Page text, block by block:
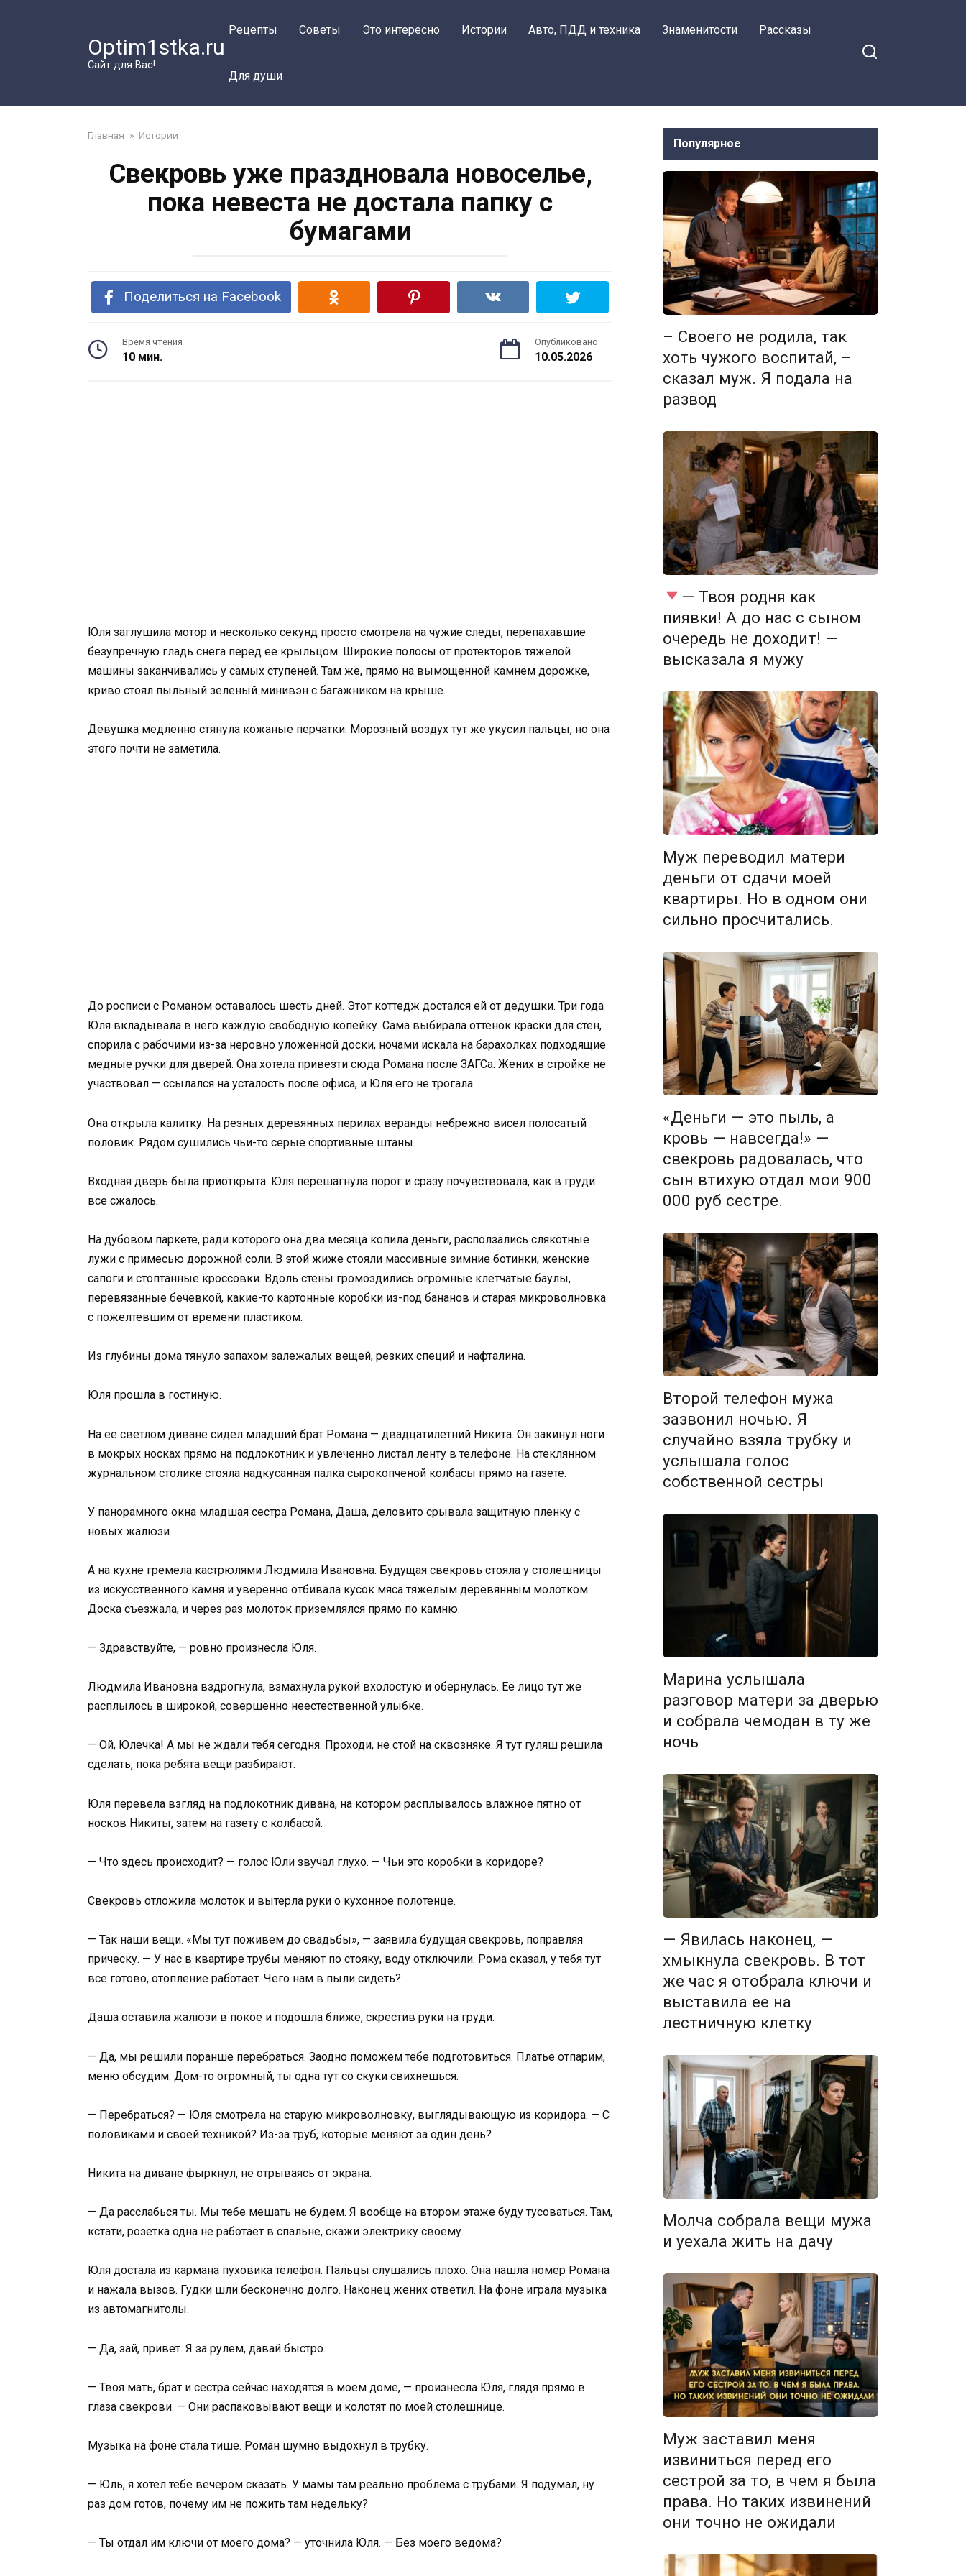
Optim1stka.ru
Сайт для Вас!
Рецепты Советы Это интересно Истории Авто, ПДД и техника Знаменитости Рассказы
Для души
Главная » Истории
Свекровь уже праздновала новоселье,
пока невеста не достала папку с
бумагами
Поделиться на Facebook
Время чтения
10 мин.
Опубликовано
10.05.2026
Юля заглушила мотор и несколько секунд просто смотрела на чужие следы, перепахавшие
безупречную гладь снега перед ее крыльцом. Широкие полосы от протекторов тяжелой
машины заканчивались у самых ступеней. Там же, прямо на вымощенной камнем дорожке,
криво стоял пыльный зеленый минивэн с багажником на крыше.
Девушка медленно стянула кожаные перчатки. Морозный воздух тут же укусил пальцы, но она
этого почти не заметила.
До росписи с Романом оставалось шесть дней. Этот коттедж достался ей от дедушки. Три года
Юля вкладывала в него каждую свободную копейку. Сама выбирала оттенок краски для стен,
спорила с рабочими из-за неровно уложенной доски, ночами искала на барахолках подходящие
медные ручки для дверей. Она хотела привезти сюда Романа после ЗАГСа. Жених в стройке не
участвовал — ссылался на усталость после офиса, и Юля его не трогала.
Она открыла калитку. На резных деревянных перилах веранды небрежно висел полосатый
половик. Рядом сушились чьи-то серые спортивные штаны.
Входная дверь была приоткрыта. Юля перешагнула порог и сразу почувствовала, как в груди
все сжалось.
На дубовом паркете, ради которого она два месяца копила деньги, расползались слякотные
лужи с примесью дорожной соли. В этой жиже стояли массивные зимние ботинки, женские
сапоги и стоптанные кроссовки. Вдоль стены громоздились огромные клетчатые баулы,
перевязанные бечевкой, какие-то картонные коробки из-под бананов и старая микроволновка
с пожелтевшим от времени пластиком.
Из глубины дома тянуло запахом залежалых вещей, резких специй и нафталина.
Юля прошла в гостиную.
На ее светлом диване сидел младший брат Романа — двадцатилетний Никита. Он закинул ноги
в мокрых носках прямо на подлокотник и увлеченно листал ленту в телефоне. На стеклянном
журнальном столике стояла надкусанная палка сырокопченой колбасы прямо на газете.
У панорамного окна младшая сестра Романа, Даша, деловито срывала защитную пленку с
новых жалюзи.
А на кухне гремела кастрюлями Людмила Ивановна. Будущая свекровь стояла у столешницы
из искусственного камня и уверенно отбивала кусок мяса тяжелым деревянным молотком.
Доска съезжала, и через раз молоток приземлялся прямо по камню.
— Здравствуйте, — ровно произнесла Юля.
Людмила Ивановна вздрогнула, взмахнула рукой вхолостую и обернулась. Ее лицо тут же
расплылось в широкой, совершенно неестественной улыбке.
— Ой, Юлечка! А мы не ждали тебя сегодня. Проходи, не стой на сквозняке. Я тут гуляш решила
сделать, пока ребята вещи разбирают.
Юля перевела взгляд на подлокотник дивана, на котором расплывалось влажное пятно от
носков Никиты, затем на газету с колбасой.
— Что здесь происходит? — голос Юли звучал глухо. — Чьи это коробки в коридоре?
Свекровь отложила молоток и вытерла руки о кухонное полотенце.
— Так наши вещи. «Мы тут поживем до свадьбы», — заявила будущая свекровь, поправляя
прическу. — У нас в квартире трубы меняют по стояку, воду отключили. Рома сказал, у тебя тут
все готово, отопление работает. Чего нам в пыли сидеть?
Даша оставила жалюзи в покое и подошла ближе, скрестив руки на груди.
— Да, мы решили поранше перебраться. Заодно поможем тебе подготовиться. Платье отпарим,
меню обсудим. Дом-то огромный, ты одна тут со скуки свихнешься.
— Перебраться? — Юля смотрела на старую микроволновку, выглядывающую из коридора. — С
половиками и своей техникой? Из-за труб, которые меняют за один день?
Никита на диване фыркнул, не отрываясь от экрана.
— Да расслабься ты. Мы тебе мешать не будем. Я вообще на втором этаже буду тусоваться. Там,
кстати, розетка одна не работает в спальне, скажи электрику своему.
Юля достала из кармана пуховика телефон. Пальцы слушались плохо. Она нашла номер Романа
и нажала вызов. Гудки шли бесконечно долго. Наконец жених ответил. На фоне играла музыка
из автомагнитолы.
— Да, зай, привет. Я за рулем, давай быстро.
— Твоя мать, брат и сестра сейчас находятся в моем доме, — произнесла Юля, глядя прямо в
глаза свекрови. — Они распаковывают вещи и колотят по моей столешнице.
Музыка на фоне стала тише. Роман шумно выдохнул в трубку.
— Юль, я хотел тебе вечером сказать. У мамы там реально проблема с трубами. Я подумал, ну
раз дом готов, почему им не пожить там недельку?
— Ты отдал им ключи от моего дома? — уточнила Юля. — Без моего ведома?
Популярное
– Своего не родила, так
хоть чужого воспитай, –
сказал муж. Я подала на
развод
— Твоя родня как
пиявки! А до нас с сыном
очередь не доходит! —
высказала я мужу
Муж переводил матери
деньги от сдачи моей
квартиры. Но в одном они
сильно просчитались.
«Деньги — это пыль, а
кровь — навсегда!» —
свекровь радовалась, что
сын втихую отдал мои 900
000 руб сестре.
Второй телефон мужа
зазвонил ночью. Я
случайно взяла трубку и
услышала голос
собственной сестры
Марина услышала
разговор матери за дверью
и собрала чемодан в ту же
ночь
— Явилась наконец, —
хмыкнула свекровь. В тот
же час я отобрала ключи и
выставила ее на
лестничную клетку
Молча собрала вещи мужа
и уехала жить на дачу
Муж заставил меня
извиниться перед его
сестрой за то, в чем я была
права. Но таких извинений
они точно не ожидали